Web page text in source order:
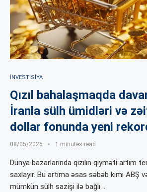
İNVESTISIYA
Qızıl bahalaşmaqda
İranla sülh ümidləri və
dollar fonunda yeni
08/05/2026 1 minutes read
Dünya bazarlarında qızılın qiyməti artım
saxlayır. Bu artıma əsas səbəb kimi ABŞ
mümkün sülh sazişi ilə bağlı …